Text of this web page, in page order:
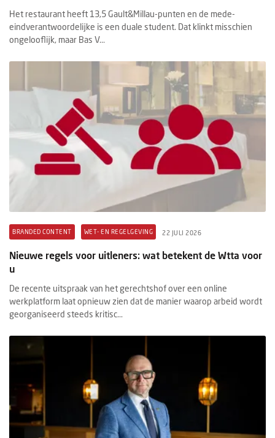
Het restaurant heeft 13,5 Gault&Millau-punten en de mede-
eindverantwoordelijke is een duale student. Dat klinkt misschien
ongelooflijk, maar Bas V...
BRANDED CONTENT WET- EN REGELGEVING 22 JULI 2026
Nieuwe regels voor uitleners: wat betekent de Wtta voor
u
De recente uitspraak van het gerechtshof over een online
werkplatform laat opnieuw zien dat de manier waarop arbeid wordt
georganiseerd steeds kritisc...